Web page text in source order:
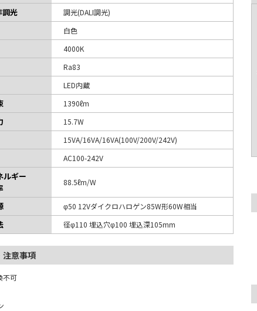
調光 調光(DALI調光)
白色
4000K
Ra83
LED内蔵
1390ℓm
15.7W
15VA/16VA/16VA(100V/200V/242V)
AC100-242V
ルギー
88.5ℓm/W
φ50 12Vダイクロハロゲン85W形60W相当
径φ110 埋込穴φ100 埋込深105mm
注意事項
不可